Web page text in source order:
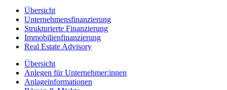
Übersicht
Unternehmensfinanzierung
Strukturierte Finanzierung
Immobilienfinanzierung
Real Estate Advisory
Übersicht
Anlegen für Unternehmer:innen
Anlageinformationen